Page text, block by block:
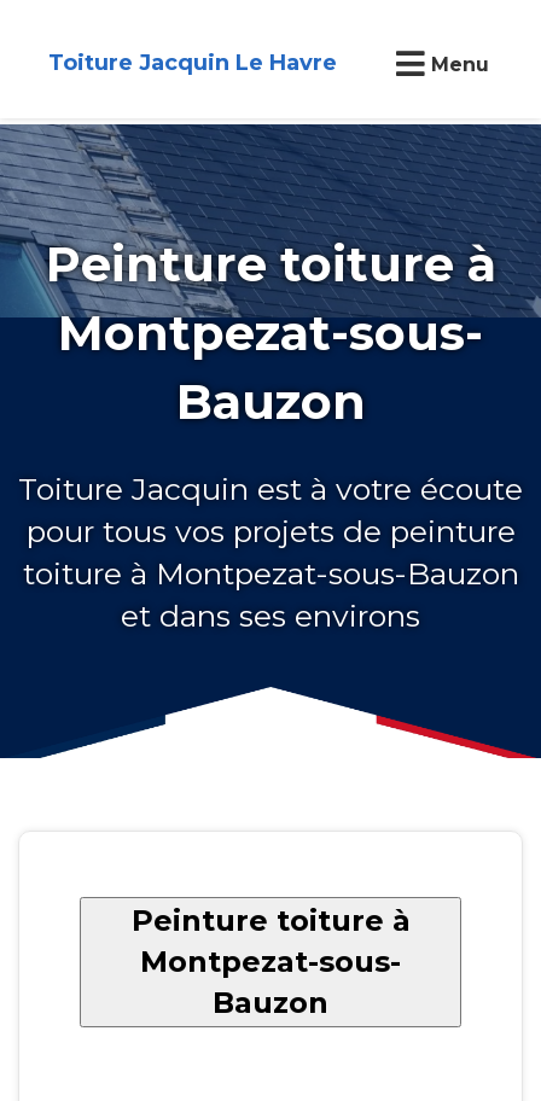
Toiture Jacquin Le Havre Menu
Peinture toiture à
Montpezat-sous-
Bauzon
Toiture Jacquin est à votre écoute
pour tous vos projets de peinture
toiture à Montpezat-sous-Bauzon
et dans ses environs
Peinture toiture à
Montpezat-sous-
Bauzon